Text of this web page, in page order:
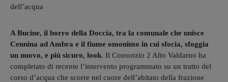
dell’acqua
A Bucine, il borro della Doccia, tra la comunale che unisce
Cennina ad Ambra e il fiume omonimo in cui sfocia, sfoggia
un nuovo, e più sicuro, look. Il Consorzio 2 Alto Valdarno ha
completato di recente l’intervento programmato su un tratto del
corso d’acqua che scorre nel cuore dell’abitato della frazione